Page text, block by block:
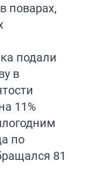
подали
в
11%
по
81